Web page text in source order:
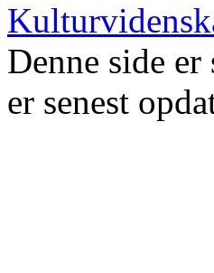
Denne side
er senest